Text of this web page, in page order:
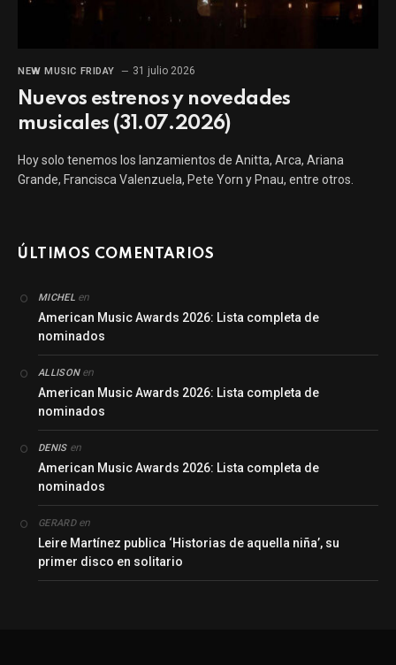
NEW MUSIC FRIDAY 31 julio 2026
Nuevos estrenos y novedades
musicales (31.07.2026)
Hoy solo tenemos los lanzamientos de Anitta, Arca, Ariana
Grande, Francisca Valenzuela, Pete Yorn y Pnau, entre otros.
ÚLTIMOS COMENTARIOS
MICHEL en
American Music Awards 2026: Lista completa de
nominados
ALLISONen
American Music Awards 2026: Lista completa de
nominados
DENISen
American Music Awards 2026: Lista completa de
nominados
GERARDen
Leire Martínez publica ‘Historias de aquella niña’, su
primer disco en solitario